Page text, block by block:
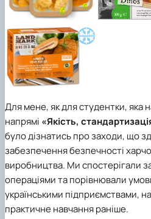
Для мене, як для студентки, яка
напрямі «Якість,
було дізнатись про заходи, що
забезпечення безпечності
виробництва. Ми спостерігали
операціями та порівнювали
українськими підприємствами,
практичне навчання раніше.